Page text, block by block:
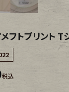
ース商品カテゴリ
フトプリント T
税込